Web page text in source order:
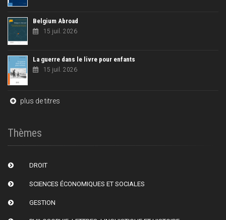
Belgium Abroad
15 juil. 2026
La guerre dans le livre pour enfants
15 juil. 2026
plus de titres
Thèmes
DROIT
SCIENCES ÉCONOMIQUES ET SOCIALES
GESTION